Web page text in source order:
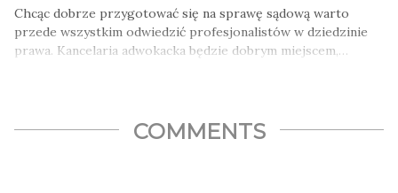
Chcąc dobrze przygotować się na sprawę sądową warto
przede wszystkim odwiedzić profesjonalistów w dziedzinie
prawa. Kancelaria adwokacka będzie dobrym miejscem,…
COMMENTS